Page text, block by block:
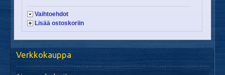
Vaihtoehdot
Lisää ostoskoriin
Verkkokauppa